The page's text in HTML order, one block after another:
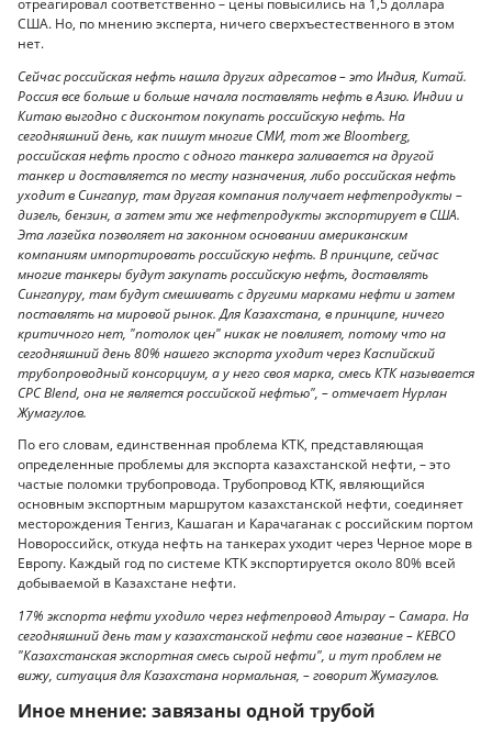
отреагировал соответственно – цены повысились на 1,5 доллара
США. Но, по мнению эксперта, ничего сверхъестественного в этом
нет.
Сейчас российская нефть нашла других адресатов – это Индия, Китай.
Россия все больше и больше начала поставлять нефть в Азию. Индии и
Китаю выгодно с дисконтом покупать российскую нефть. На
сегодняшний день, как пишут многие СМИ, тот же Bloomberg,
российская нефть просто с одного танкера заливается на другой
танкер и доставляется по месту назначения, либо российская нефть
уходит в Сингапур, там другая компания получает нефтепродукты –
дизель, бензин, а затем эти же нефтепродукты экспортирует в США.
Эта лазейка позволяет на законном основании американским
компаниям импортировать российскую нефть. В принципе, сейчас
многие танкеры будут закупать российскую нефть, доставлять
Сингапуру, там будут смешивать с другими марками нефти и затем
поставлять на мировой рынок. Для Казахстана, в принципе, ничего
критичного нет, "потолок цен" никак не повлияет, потому что на
сегодняшний день 80% нашего экспорта уходит через Каспийский
трубопроводный консорциум, а у него своя марка, смесь КТК называется
CPC Blend, она не является российской нефтью", – отмечает Нурлан
Жумагулов.
По его словам, единственная проблема КТК, представляющая
определенные проблемы для экспорта казахстанской нефти, – это
частые поломки трубопровода. Трубопровод КТК, являющийся
основным экспортным маршрутом казахстанской нефти, соединяет
месторождения Тенгиз, Кашаган и Карачаганак с российским портом
Новороссийск, откуда нефть на танкерах уходит через Черное море в
Европу. Каждый год по системе КТК экспортируется около 80% всей
добываемой в Казахстане нефти.
17% экспорта нефти уходило через нефтепровод Атырау – Самара. На
сегодняшний день там у казахстанской нефти свое название – КЕВСО
"Казахстанская экспортная смесь сырой нефти", и тут проблем не
вижу, ситуация для Казахстана нормальная, – говорит Жумагулов.
Иное мнение: завязаны одной трубой